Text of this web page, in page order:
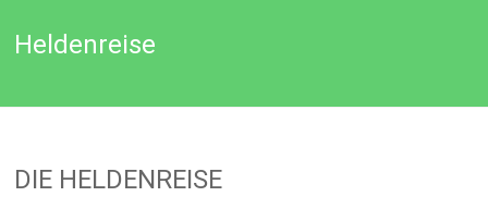
Heldenreise
DIE HELDENREISE